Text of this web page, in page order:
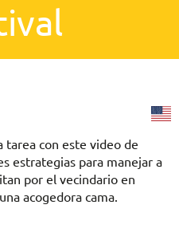
tarea con este video de
estrategias para manejar a
por el vecindario en
acogedora cama.